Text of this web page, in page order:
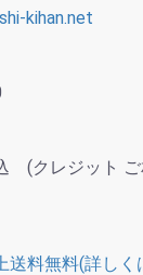
kihan.net
(クレジット ご
送料無料(詳し